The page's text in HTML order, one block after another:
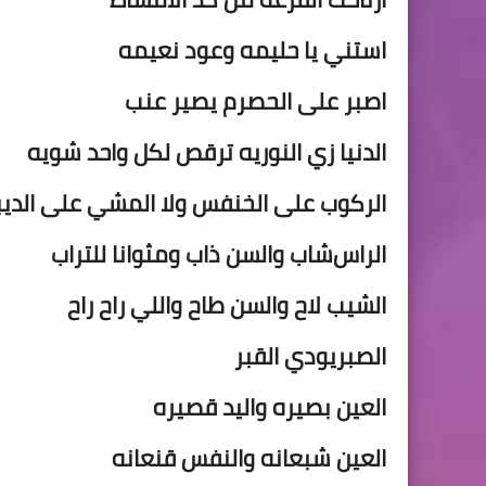
استني يا حليمه وعود نعيمه
اصبر على الحصرم يصير عنب
الدنيا زيالنوريه ترقص لكل واحد شويه
الركوب على الخنفس ولا المشي على
الراسشاب والسن ذاب ومثوانا للتراب
الشيب لاح والسن طاح واللي راح راح
الصبريودي القبر
العين بصيره واليد قصيره
العين شبعانه والنفس قنعانه